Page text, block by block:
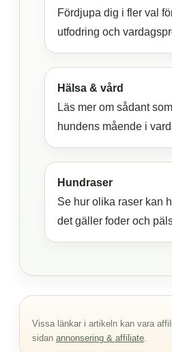
Fördjupa dig i fler val
utfodring och
Hälsa & vård
Läs mer om sådant
hundens mående i
Hundraser
Se hur olika raser kan
det gäller foder och
Vissa länkar i artikeln kan vara
sidan annonsering & affiliate.